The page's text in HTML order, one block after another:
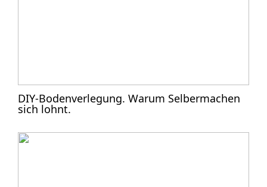
DIY-Bodenverlegung. Warum Selbermachen
sich lohnt.